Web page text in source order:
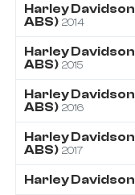
Harley Davidson
ABS) 2014
Harley Davidson
ABS) 2015
Harley Davidson
ABS) 2016
Harley Davidson
ABS) 2017
Harley Davidson